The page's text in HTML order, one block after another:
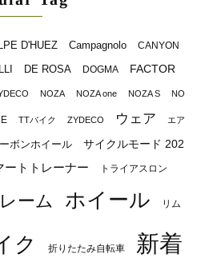
D'HUEZ Campagnolo CANYON
DE ROSA DOGMA FACTOR
NOZA NOZA one NOZA S NO
TTバイク ZYDECO ウェア エア
ボンホイール
サイクルモード 202
ートトレーナー トライアスロン
ーム ホイール リム
ク 折りたたみ自転車
新着